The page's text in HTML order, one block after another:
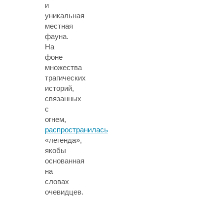
и
уникальная
местная
фауна.
На
фоне
множества
трагических
историй,
связанных
с
огнем,
распространилась
«легенда»,
якобы
основанная
на
словах
очевидцев.